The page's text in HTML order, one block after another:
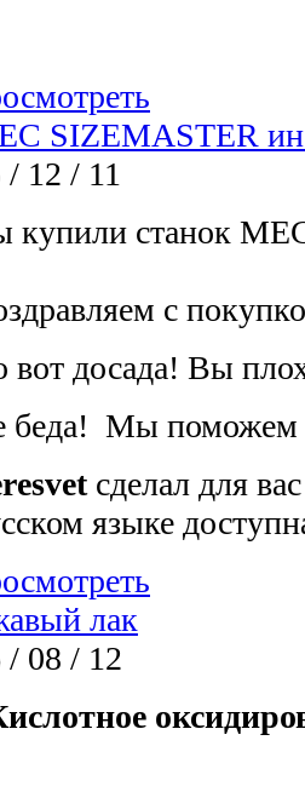
SIZEMASTER
/ 12 / 11
купили станок
с
вот досада! Вы
беда! Мы
сделал для
языке
лак
/ 08 / 12